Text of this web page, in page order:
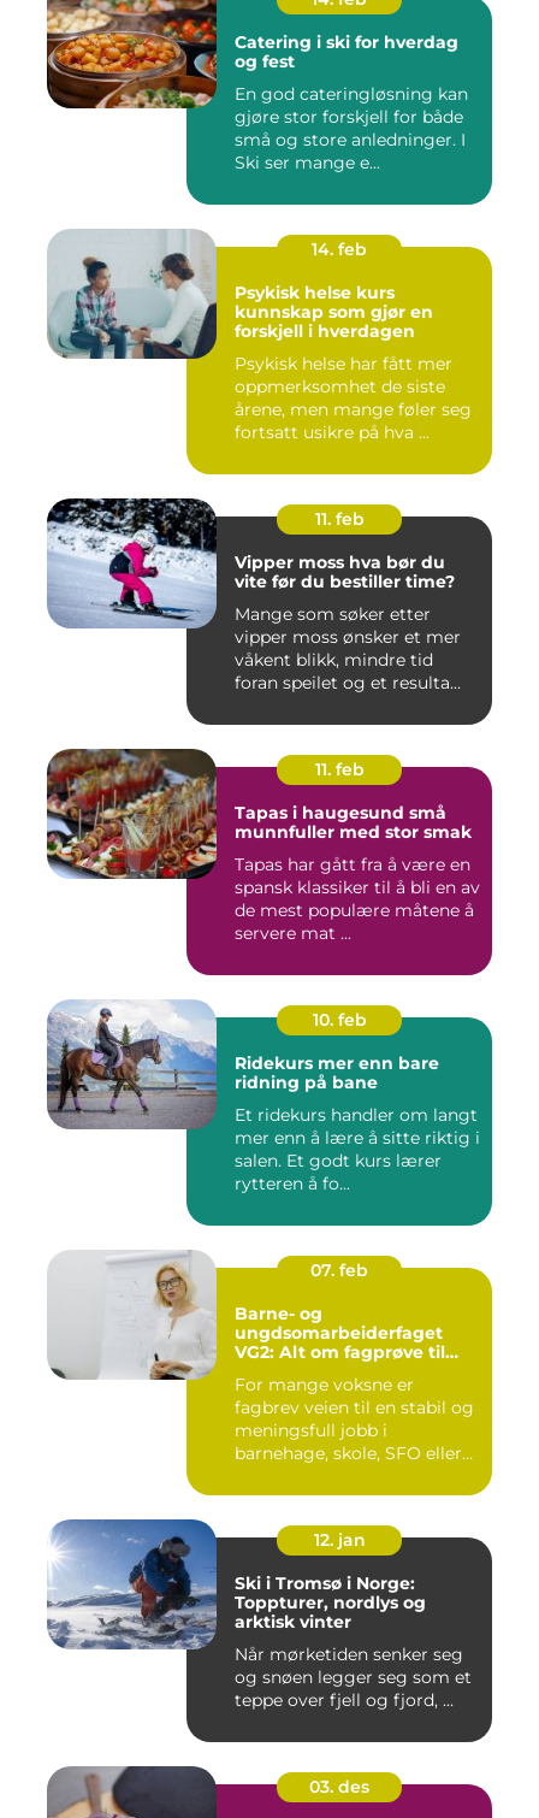
Catering i ski for hverdag
og fest
En god cateringløsning kan
gjøre stor forskjell for både
små og store anledninger. I
Ski ser mange e...
14. feb
Psykisk helse kurs
kunnskap som gjør en
forskjell i hverdagen
Psykisk helse har fått mer
oppmerksomhet de siste
årene, men mange føler seg
fortsatt usikre på hva ...
11. feb
Vipper moss hva bør du
vite før du bestiller time?
Mange som søker etter
vipper moss ønsker et mer
våkent blikk, mindre tid
foran speilet og et resulta...
11. feb
Tapas i haugesund små
munnfuller med stor smak
Tapas har gått fra å være en
spansk klassiker til å bli en av
de mest populære måtene å
servere mat ...
10. feb
Ridekurs mer enn bare
ridning på bane
Et ridekurs handler om langt
mer enn å lære å sitte riktig i
salen. Et godt kurs lærer
rytteren å fo...
07. feb
Barne- og
ungdsomarbeiderfaget
VG2: Alt om fagprøve til
ungdomsarbeider
For mange voksne er
fagbrev veien til en stabil og
meningsfull jobb i
barnehage, skole, SFO eller
12. jan
Ski i Tromsø i Norge:
Toppturer, nordlys og
arktisk vinter
Når mørketiden senker seg
og snøen legger seg som et
teppe over fjell og fjord, ...
03. des